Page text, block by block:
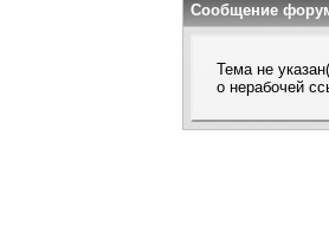
Сообщение
Тема не
о нерабочей